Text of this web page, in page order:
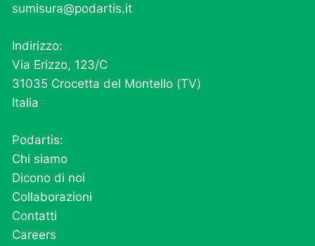
sumisura@podartis.it
Indirizzo:
Via Erizzo, 123/C
31035 Crocetta del Montello (TV)
Italia
Podartis:
Chi siamo
Dicono di noi
Collaborazioni
Contatti
Careers